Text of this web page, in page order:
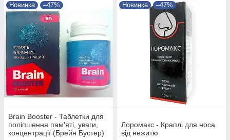
Новинка –47%
Brain Booster - Таблетки для
поліпшення пам'яті, уваги,
концентрації (Брейн Бустер)
Новинка –47%
Лоромакс - Краплі для носа
від нежитю